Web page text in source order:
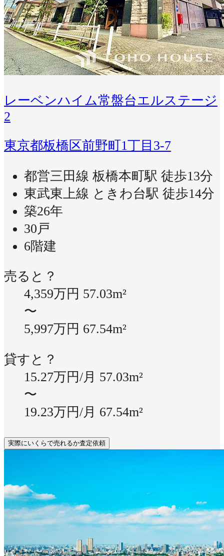
レーベンハイム常盤台エルステージ
2
東京都板橋区前野町1丁目3-7
都営三田線 板橋本町駅 徒歩13分
東武東上線 ときわ台駅 徒歩14分
築26年
30戸
6階建
売ると？
4,359万円 57.03m²
〜
5,997万円 67.54m²
貸すと？
15.27万円/月 57.03m²
〜
19.23万円/月 67.54m²
実際にいくらで売れるか査定依頼